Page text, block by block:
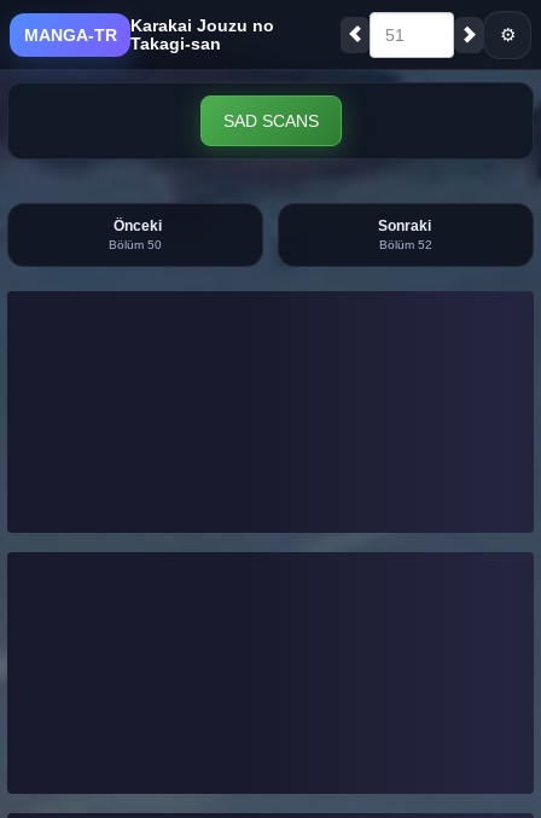
MANGA-TR
Karakai Jouzu no
Takagi-san
51 ⚙
SAD SCANS
Önceki
Bölüm 50
Sonraki
Bölüm 52